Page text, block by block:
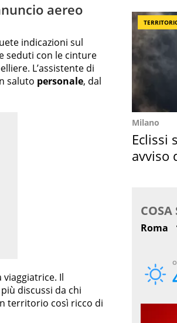
aereo
indicazioni sul
seduti con le cinture
L’assistente di
saluto personale, dal
viaggiatrice. Il
discussi da chi
territorio così ricco di
Milano
Eclissi
avviso